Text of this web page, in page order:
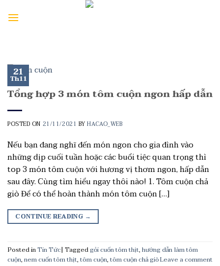
21
Th11
Tổng hợp 3 món tôm cuộn ngon hấp dẫn
POSTED ON 21/11/2021 BYHACAO_WEB
Nếu bạn đang nghĩ đến món ngon cho gia đình vào
những dịp cuối tuần hoặc các buổi tiệc quan trọng thì
top 3 món tôm cuộn với hương vị thơm ngon, hấp dẫn
sau đây. Cùng tìm hiểu ngay thôi nào! 1. Tôm cuộn chả
giò Để có thể hoàn thành món tôm cuộn […]
CONTINUE READING →
Posted inTin Tức| Taggedgỏi cuốn tôm thịt,hướng dẫn làm tôm
cuộn,nem cuốn tôm thịt,tôm cuộn,tôm cuộn chả giòLeave a comment